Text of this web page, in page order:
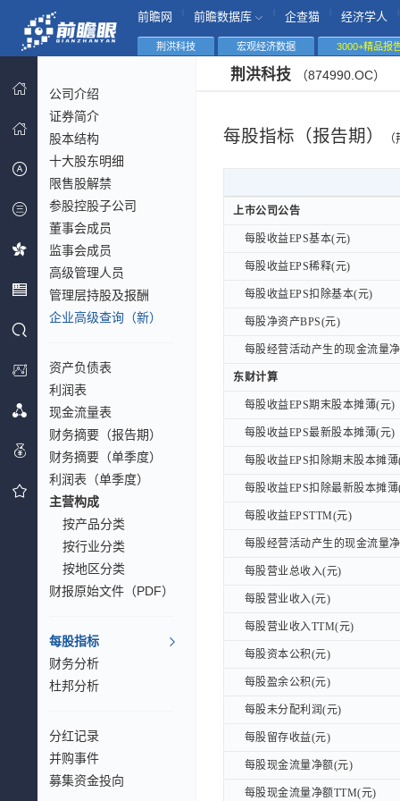
前瞻网 前瞻数据库 企查猫 经济学人
荆洪科技 宏观经济数据 3000+精品报
公司介绍
证券简介
股本结构
十大股东明细
限售股解禁
参股控股子公司
董事会成员
监事会成员
高级管理人员
管理层持股及报酬
企业高级查询（新）
资产负债表
利润表
现金流量表
财务摘要（报告期）
财务摘要（单季度）
利润表（单季度）
主营构成
按产品分类
按行业分类
按地区分类
财报原始文件（PDF）
每股指标
财务分析
杜邦分析
分红记录
并购事件
募集资金投向
荆洪科技 （874990.OC）
每股指标（报告期）
上市公司公告
每股收益EPS基本(元)
每股收益EPS稀释(元)
每股收益EPS扣除基本(元)
每股净资产BPS(元)
每股经营活动产生的现金流量
东财计算
每股收益EPS期末股本摊薄(元)
每股收益EPS最新股本摊薄(元)
每股收益EPS扣除期末股本摊
每股收益EPS扣除最新股本摊
每股收益EPSTTM(元)
每股经营活动产生的现金流量
每股营业总收入(元)
每股营业收入(元)
每股营业收入TTM(元)
每股资本公积(元)
每股盈余公积(元)
每股未分配利润(元)
每股留存收益(元)
每股现金流量净额(元)
每股现金流量净额TTM(元)
上市公司公告
每股收益EPS基本(元)
每股收益EPS稀释(元)
每股收益EPS扣除基本(元)
每股净资产BPS(元)
每股经营活动产生的现金流量
东财计算
每股收益EPS期末股本摊薄(元)
每股收益EPS最新股本摊薄(元)
每股收益EPS扣除期末股本摊
每股收益EPS扣除最新股本摊
每股收益EPSTTM(元)
每股经营活动产生的现金流量
每股营业总收入(元)
每股营业收入(元)
每股营业收入TTM(元)
每股资本公积(元)
每股盈余公积(元)
每股未分配利润(元)
每股留存收益(元)
每股现金流量净额(元)
每股现金流量净额TTM(元)